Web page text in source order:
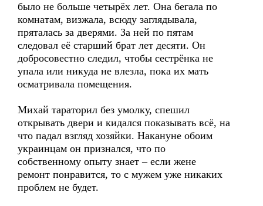
было не больше четырёх лет. Она бегала по
комнатам, визжала, всюду заглядывала,
пряталась за дверями. За ней по пятам
следовал её старший брат лет десяти. Он
добросовестно следил, чтобы сестрёнка не
упала или никуда не влезла, пока их мать
осматривала помещения.
Михай тараторил без умолку, спешил
открывать двери и кидался показывать всё, на
что падал взгляд хозяйки. Накануне обоим
украинцам он признался, что по
собственному опыту знает – если жене
ремонт понравится, то с мужем уже никаких
проблем не будет.